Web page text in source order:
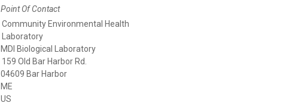
Point Of Contact
Community Environmental Health
Laboratory
MDI Biological Laboratory
159 Old Bar Harbor Rd.
04609 Bar Harbor
ME
US